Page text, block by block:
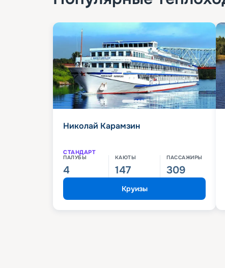
Николай Карамзин
СТАНДАРТ
ПАЛУБЫ
4
КАЮТЫ
147
ПАССАЖИРЫ
309
Круизы